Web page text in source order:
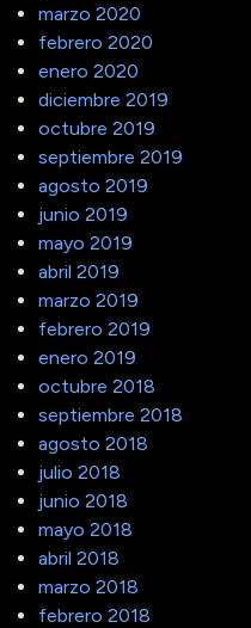
marzo 2020
febrero 2020
enero 2020
diciembre 2019
octubre 2019
septiembre 2019
agosto 2019
junio 2019
mayo 2019
abril 2019
marzo 2019
febrero 2019
enero 2019
octubre 2018
septiembre 2018
agosto 2018
julio 2018
junio 2018
mayo 2018
abril 2018
marzo 2018
febrero 2018